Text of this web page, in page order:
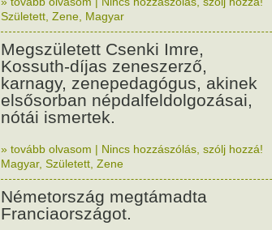
Született Zene Magyar
Megszületett Csenki Imre,
Kossuth-díjas zeneszerző,
karnagy, zenepedagógus, akinek
elsősorban népdalfeldolgozásai,
nótái ismertek.
» tovább olvasom | Nincs hozzászólás, szólj hozzá!
Magyar, Született Zene
Németország megtámadta
Franciaországot.